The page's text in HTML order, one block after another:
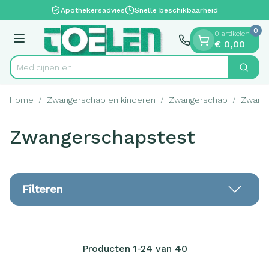
Ga naar de inhoudApothekersadvies Snelle beschikbaarheid
Menu
Product, merk, categorie... Zoek
0 artikelen
€ 0,00
0
Home / Zwangerschap en kinderen / Zwangerschap /
Zwangerschapstest
Filteren
Producten 1-24 van 40